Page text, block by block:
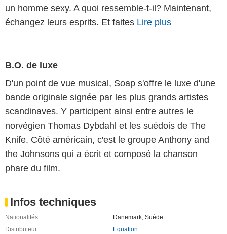
un homme sexy. A quoi ressemble-t-il? Maintenant,
échangez leurs esprits. Et faites Lire plus
B.O. de luxe
D'un point de vue musical, Soap s'offre le luxe d'une
bande originale signée par les plus grands artistes
scandinaves. Y participent ainsi entre autres le
norvégien Thomas Dybdahl et les suédois de The
Knife. Côté américain, c'est le groupe Anthony and
the Johnsons qui a écrit et composé la chanson
phare du film.
Infos techniques
Nationalités Danemark, Suède
Distributeur
Equation